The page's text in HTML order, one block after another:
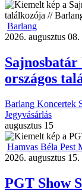
Barlang
2026. augusztus
országos
Barlang Koncertek
Jegyvásárlás
augusztus 15
Hamvas Béla Pest
2026. augusztus
PGT Show